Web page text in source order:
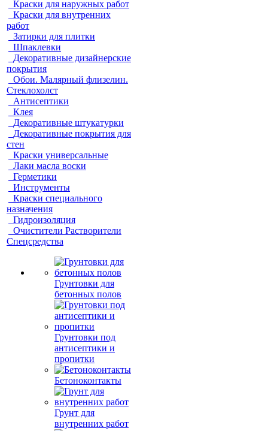
Краски для наружных работ
Краски для внутренних
работ
Затирки для плитки
Шпаклевки
Декоративные дизайнерские
покрытия
Обои. Малярный флизелин.
Стеклохолст
Антисептики
Клея
Декоративные штукатурки
Декоративные покрытия для
стен
Краски универсальные
Лаки масла воски
Герметики
Инструменты
Краски специального
назначения
Гидроизоляция
Очистители Растворители
Спецсредства
Грунтовки для
бетонных полов
Грунтовки под
антисептики и
пропитки
Бетоноконтакты
Грунт для
внутренних работ